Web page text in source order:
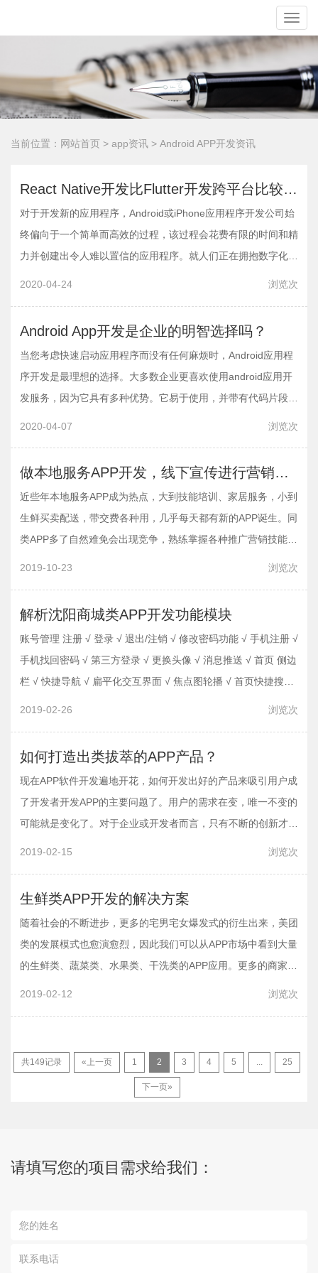
Toggle
当前位置： 网站首页 > app资讯 > Android APP开发资讯
React Native开发比Flutter开发跨平台比较快多少？
对于开发新的应用程序，Android或iPhone应用程序开发公司始
终偏向于一个简单而高效的过程，该过程会花费有限的时间和精
力并创建出令人难以置信的应用程序。就人们正在拥抱数字化技
术以及Web应用程序开发而言，对所有解决方案的需求也在不
2020-04-24 浏览次
Android App开发是企业的明智选择吗？
当您考虑快速启动应用程序而没有任何麻烦时，Android应用程
序开发是最理想的选择。大多数企业更喜欢使用android应用开
发服务，因为它具有多种优势。它易于使用，并带有代码片段
库，可加快开发过程。您可以雇用移动应用程序开发人员来外包
2020-04-07 浏览次
做本地服务APP开发，线下宣传进行营销推广，都有哪些技巧？
近些年本地服务APP成为热点，大到技能培训、家居服务，小到
生鲜买卖配送，带交费各种用，几乎每天都有新的APP诞生。同
类APP多了自然难免会出现竞争，熟练掌握各种推广营销技能是
每位本地服务APP开发运营者的必修课，沈阳APP开发给大家分
2019-10-23 浏览次
解析沈阳商城类APP开发功能模块
账号管理 注册 √ 登录 √ 退出/注销 √ 修改密码功能 √ 手机注册 √
手机找回密码 √ 第三方登录 √ 更换头像 √ 消息推送 √ 首页 侧边
栏 √ 快捷导航 √ 扁平化交互界面 √ 焦点图轮播 √ 首页快捷搜索
框 √ 首页新品上架模块 √ 欢迎导航页面 √ 限时抢购 特殊功能
2019-02-26 浏览次
如何打造出类拔萃的APP产品？
现在APP软件开发遍地开花，如何开发出好的产品来吸引用户成
了开发者开发APP的主要问题了。用户的需求在变，唯一不变的
可能就是变化了。对于企业或开发者而言，只有不断的创新才有
2019-02-15 浏览次
生鲜类APP开发的解决方案
随着社会的不断进步，更多的宅男宅女爆发式的衍生出来，美团
类的发展模式也愈演愈烈，因此我们可以从APP市场中看到大量
的生鲜类、蔬菜类、水果类、干洗类的APP应用。更多的商家，
为了让自己的产品可以将影响力扩展的更大，也不惜花大代价去
2019-02-12 浏览次
共149记录 «上一页 1 2 3 4 5 ... 25
下一页»
请填写您的项目需求给我们：